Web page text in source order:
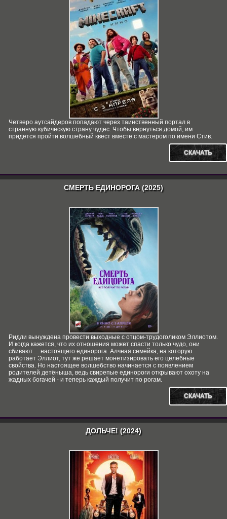
Четверо аутсайдеров попадают через таинственный портал в
странную кубическую страну чудес. Чтобы вернуться домой, им
придется пройти волшебный квест вместе с мастером по имени Стив.
СКАЧАТЬ
СМЕРТЬ ЕДИНОРОГА (2025)
Ридли вынуждена провести выходные с отцом-трудоголиком Эллиотом.
И когда кажется, что их отношения может спасти только чудо, они
сбивают… настоящего единорога. Алчная семейка, на которую
работает Эллиот, тут же решает монетизировать его целебные
свойства. Но настоящее волшебство начинается с появлением
родителей детёныша, ведь свирепые единороги открывают охоту на
жадных богачей - и теперь каждый получит по рогам.
СКАЧАТЬ
ДОЛЬЧЕ! (2024)